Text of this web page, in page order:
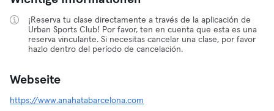
¡Reserva tu clase directamente a través de la aplicación de
Urban Sports Club! Por favor, ten en cuenta que esta es una
reserva vinculante. Si necesitas cancelar una clase, por favor
hazlo dentro del período de cancelación.
Webseite
https://www.anahatabarcelona.com